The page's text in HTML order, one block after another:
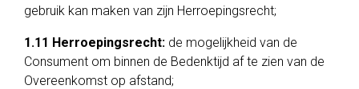
gebruik kan maken van zijn Herroepingsrecht;
1.11 Herroepingsrecht: de mogelijkheid van de
Consument om binnen de Bedenktijd af te zien van de
Overeenkomst op afstand;